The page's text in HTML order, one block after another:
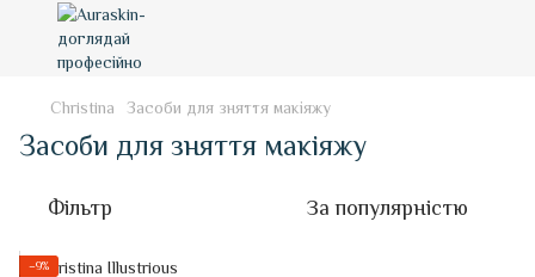
Christina Засоби для зняття макіяжу
Засоби для зняття макіяжу
Фільтр За популярністю
−9%